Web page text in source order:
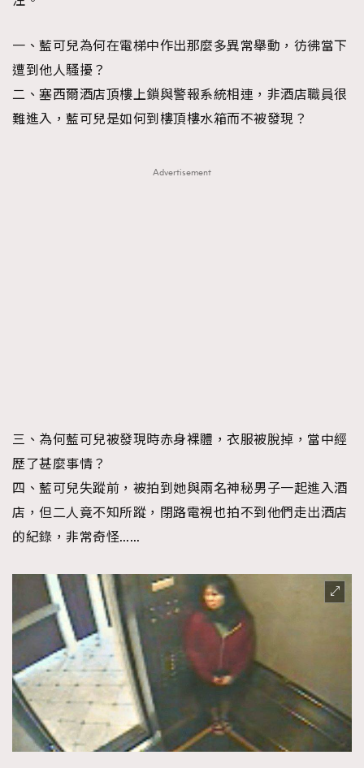
一、藍可兒為何在電梯中作出那麼多異常舉動，彷彿當下
遭到他人騷擾？
二、塞西爾酒店頂樓上鎖與警報系統相連，非酒店職員很
難進入，藍可兒是如何到樓頂樓水箱而不被發現？
Advertisement
三、為何藍可兒被發現時赤身裸體，衣服被脫掉，當中經
歷了甚麼事情？
四、藍可兒失蹤前，被拍到她與兩名神秘男子一起進入酒
店，但二人竟不知所蹤，閉路電視也拍不到他們走出酒店
的紀錄，非常奇怪……